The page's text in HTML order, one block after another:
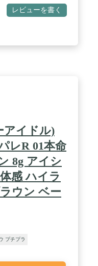
レビューを書く
アイドル)
レR 01本命
8g アイシ
感 ハイラ
ウン ベー
プチプラ